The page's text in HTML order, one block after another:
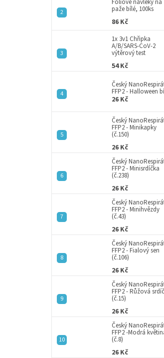
paže bílé, 100ks
86 Kč
1x 3v1 Chřipka
A/B/SARS-CoV-2
výtěrový test
54 Kč
Český
FFP2 - Halloween
26 Kč
Český
FFP2 - Minikapky
(č.150)
26 Kč
Český
FFP2 - Minisrdíčka
(č.238)
26 Kč
Český
FFP2 - Minihvězdy
(č.43)
26 Kč
Český
FFP2 - Fialový sen
(č.106)
26 Kč
Český
FFP2 - Růžová
(č.15)
26 Kč
Český
FFP2 -Modrá
(č.8)
26 Kč